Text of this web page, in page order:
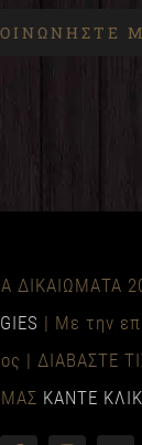
ΟΦΈΛΗ
ΝΈΑ
ΔΙΚΑΙΩΜΑΤΑ
| Με την
| ΔΙΑΒΑΣΤΕ
ΜΑΣ ΚΑΝΤΕ